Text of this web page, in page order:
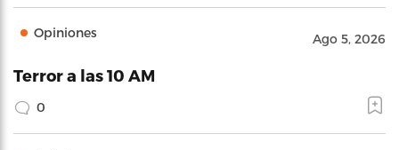
Opiniones Ago 5, 2026
Terror a las 10 AM
0